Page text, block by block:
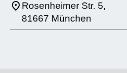
Rosenheimer Str. 5,
81667 München